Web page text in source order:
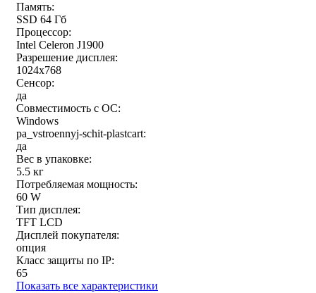
Память:
SSD 64 Гб
Процессор:
Intel Celeron J1900
Разрешение дисплея:
1024x768
Сенсор:
да
Совместимость с ОС:
Windows
pa_vstroennyj-schit-plastcart:
да
Вес в упаковке:
5.5 кг
Потребляемая мощность:
60 W
Тип дисплея:
TFT LCD
Дисплей покупателя:
опция
Класс защиты по IP:
65
Показать все характеристики